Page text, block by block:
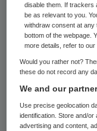
naar
op dit
procent (350
2016 zal dit
instroom
tekort van
disable them. If trackers
be as relevant to you.
withdraw consent at any
bottom of the webpage.
more details, refer to our
Would you rather not?
these do not record any
We and our
Use precise geolocation
identification. Store and/
advertising and content,